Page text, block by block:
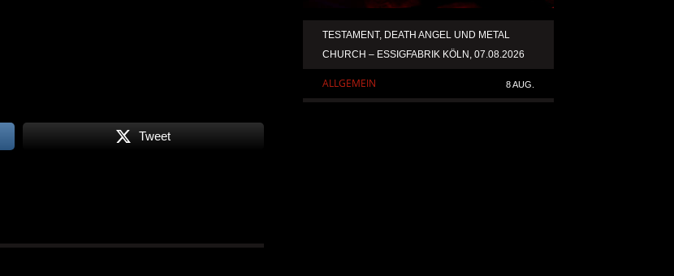
Tweet
TESTAMENT, DEATH ANGEL UND METAL
CHURCH – ESSIGFABRIK KÖLN, 07.08.2026
ALLGEMEIN 8 AUG.